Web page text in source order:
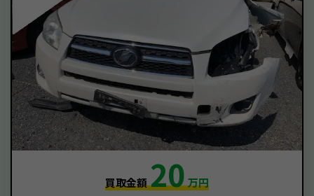
買取金額20万円